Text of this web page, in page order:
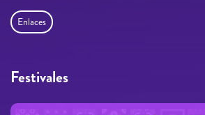
Enlaces
Festivales